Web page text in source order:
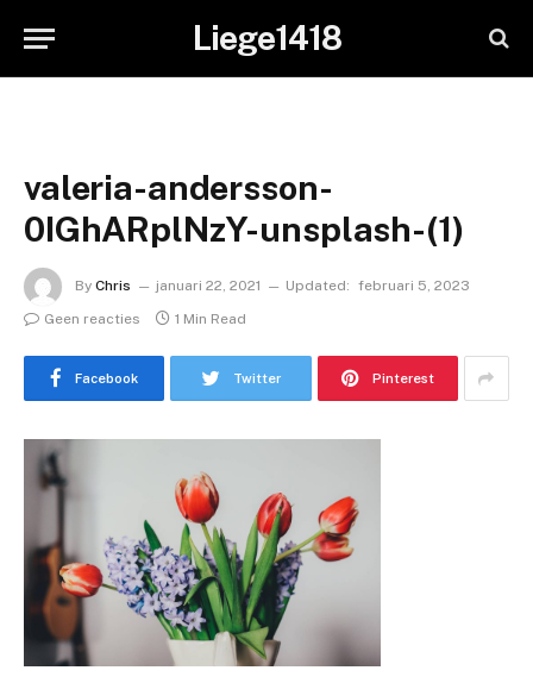
Liege1418
valeria-andersson-
0IGhARplNzY-unsplash-(1)
By Chris januari 22, 2021 Updated: februari 5, 2023
Geen reacties
1 Min Read
Facebook Twitter Pinterest